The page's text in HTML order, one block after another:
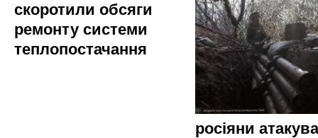
скоротили обсяги
ремонту системи
теплопостачання
росіяни